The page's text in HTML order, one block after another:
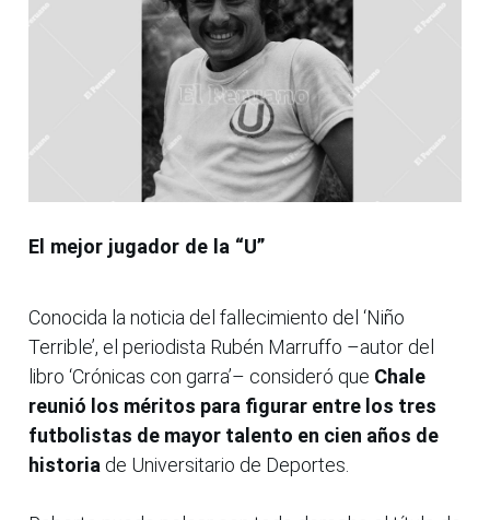
El mejor jugador de la “U”
Conocida la noticia del fallecimiento del ‘Niño
Terrible’, el periodista Rubén Marruffo –autor del
libro ‘Crónicas con garra’– consideró que Chale
reunió los méritos para figurar entre los tres
futbolistas de mayor talento en cien años de
historia de Universitario de Deportes.